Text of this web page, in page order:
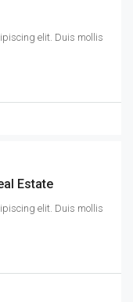
elit. Duis mollis
Estate
elit. Duis mollis